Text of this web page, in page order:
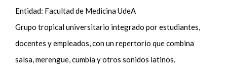
Entidad: Facultad de Medicina UdeA
Grupo tropical universitario integrado por estudiantes,
docentes y empleados, con un repertorio que combina
salsa, merengue, cumbia y otros sonidos latinos.